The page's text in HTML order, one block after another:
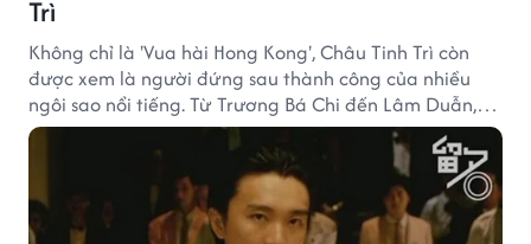
Trì
Không chỉ là 'Vua hài Hong Kong', Châu Tinh Trì còn
được xem là người đứng sau thành công của nhiều
ngôi sao nổi tiếng. Từ Trương Bá Chi đến Lâm Duẫn,
không ít diễn viên đã bước sang trang mới trong sự
nghiệp nhờ cơ hội từ Châu Tinh Trì.